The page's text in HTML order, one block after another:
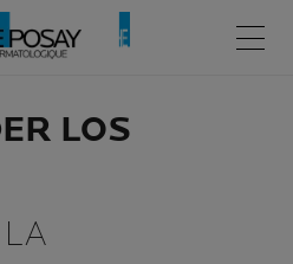
Menú
LOS